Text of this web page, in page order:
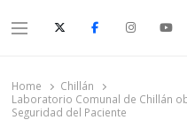
Menu
Home
Chillán
Laboratorio Comunal de Chillán
Seguridad del Paciente